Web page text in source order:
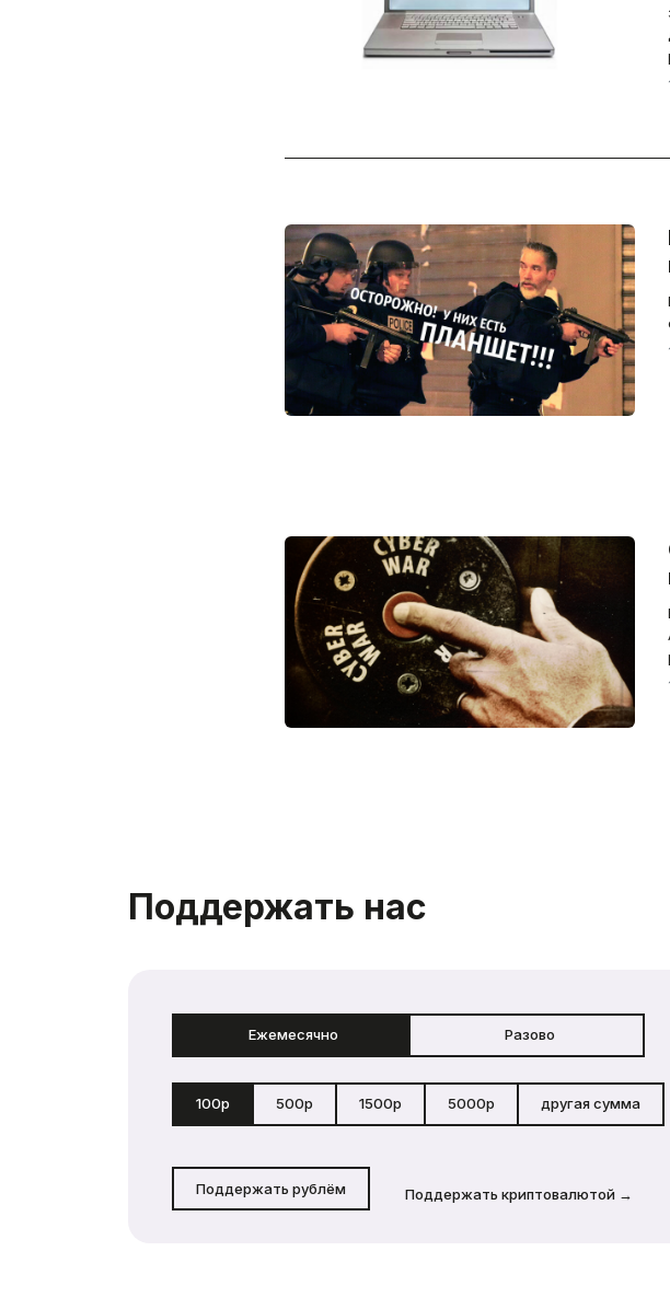
Поддержать нас
Ежемесячно Разово
100р 500р 1500р 5000р другая сумма
Поддержать рублём Поддержать криптовалютой →